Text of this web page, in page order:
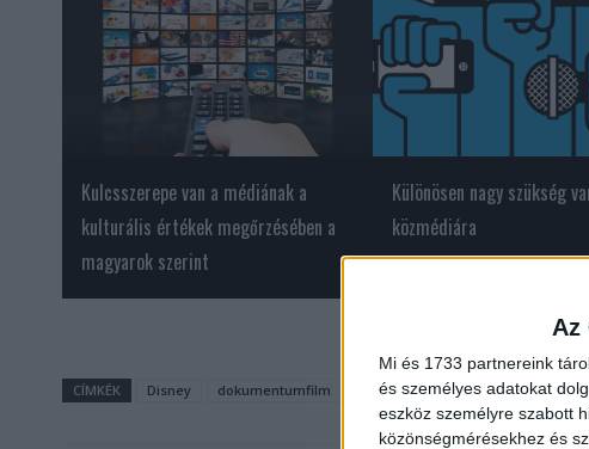
Az
Mi és 1733 partnereink
és személyes adatokat
eszköz személyre szabott
közönségmérésekhez és
Kulcsszerepe van a médiának a
kulturális értékek megőrzésében a
magyarok szerint
Különösen nagy szükség
közmédiára
CÍMKÉK Disney dokumentumfilm ESPN Lionel Messi